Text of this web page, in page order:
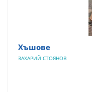
Хъшове
ЗАХАРИЙ СТОЯНОВ